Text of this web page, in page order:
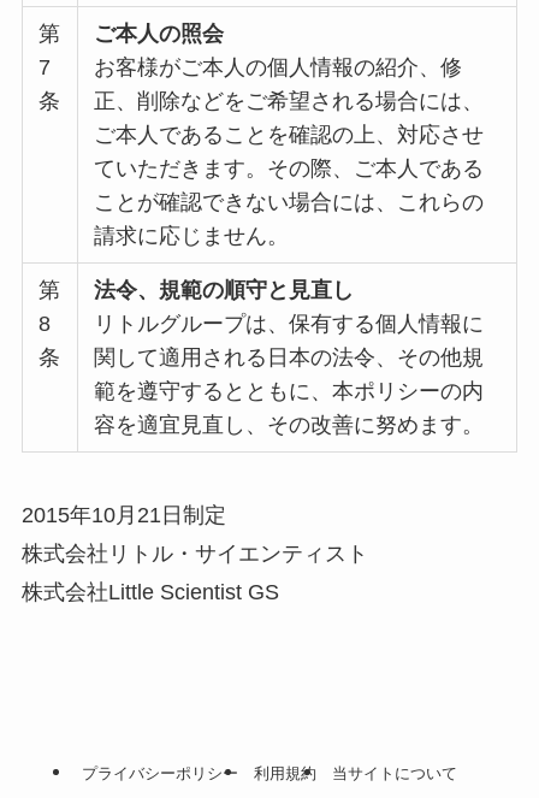
第
7
条
ご本人の照会
お客様がご本人の個人情報の紹介、修
正、削除などをご希望される場合には、
ご本人であることを確認の上、対応させ
ていただきます。その際、ご本人である
ことが確認できない場合には、これらの
請求に応じません。
第
8
条
法令、規範の順守と見直し
リトルグループは、保有する個人情報に
関して適用される日本の法令、その他規
範を遵守するとともに、本ポリシーの内
容を適宜見直し、その改善に努めます。
2015年10月21日制定
株式会社リトル・サイエンティスト
株式会社Little Scientist GS
プライバシーポリシー 利用規約 当サイトについて